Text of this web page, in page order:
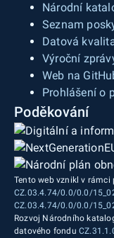
Národní
Seznam
Datová
Výroční
Web na
Prohlášení o
Poděkování
Tento web vznikl v rámci
CZ.03.4.74/0.0/0.0/
CZ.03.4.74/0.0/0.0/
Rozvoj Národního
datového fondu